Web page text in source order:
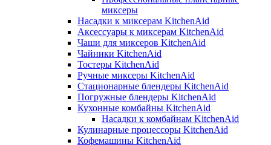
миксеры
Насадки к миксерам KitchenAid
Аксессуары к миксерам KitchenAid
Чаши для миксеров KitchenAid
Чайники KitchenAid
Тостеры KitchenAid
Ручные миксеры KitchenAid
Стационарные блендеры KitchenAid
Погружные блендеры KitchenAid
Кухонные комбайны KitchenAid
Насадки к комбайнам KitchenAid
Кулинарные процессоры KitchenAid
Кофемашины KitchenAid